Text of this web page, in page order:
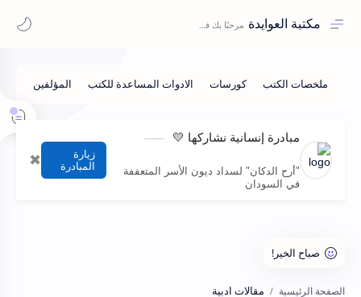
مكتبة العوايدة
مبادرة إنسانية نشاركها 💛
"أرح الدكان" لسداد ديون الأسر المتعففة
في السودان
زيارة
المبادرة
✖
الصفحة الرئيسية مقالات ادبية